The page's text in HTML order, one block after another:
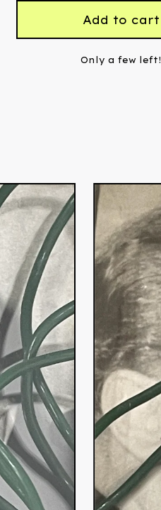
Add to cart
Only a few left!